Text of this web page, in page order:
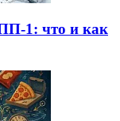
1: что и как